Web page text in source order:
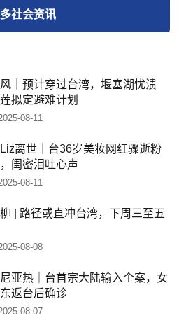
社会资讯
｜预计穿过台湾，堰塞湖忧溃
拟定避难计划
08-11
离世｜台36岁美妆网红骤逝粉
闺密泪吐心声
08-11
| 路径或直冲台湾，下周三至五
08-08
亚热｜台首宗大陆输入个案，女
返台后确诊
08-07